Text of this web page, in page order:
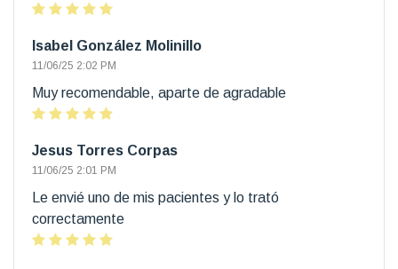
Isabel González Molinillo
11/06/25 2:02 PM
Muy recomendable, aparte de agradable
Jesus Torres Corpas
11/06/25 2:01 PM
Le envié uno de mis pacientes y lo trató
correctamente